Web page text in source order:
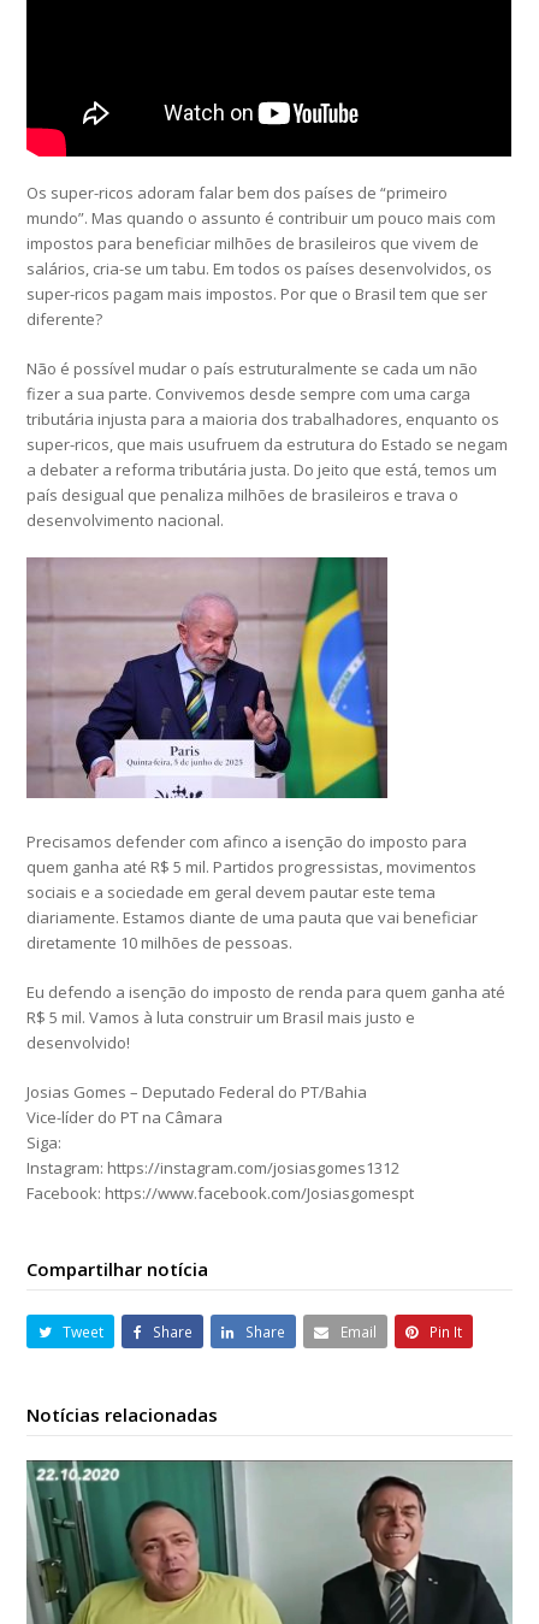
Os super-ricos adoram falar bem dos países de “primeiro
mundo”. Mas quando o assunto é contribuir um pouco mais com
impostos para beneficiar milhões de brasileiros que vivem de
salários, cria-se um tabu. Em todos os países desenvolvidos, os
super-ricos pagam mais impostos. Por que o Brasil tem que ser
diferente?
Não é possível mudar o país estruturalmente se cada um não
fizer a sua parte. Convivemos desde sempre com uma carga
tributária injusta para a maioria dos trabalhadores, enquanto os
super-ricos, que mais usufruem da estrutura do Estado se negam
a debater a reforma tributária justa. Do jeito que está, temos um
país desigual que penaliza milhões de brasileiros e trava o
desenvolvimento nacional.
Precisamos defender com afinco a isenção do imposto para
quem ganha até R$ 5 mil. Partidos progressistas, movimentos
sociais e a sociedade em geral devem pautar este tema
diariamente. Estamos diante de uma pauta que vai beneficiar
diretamente 10 milhões de pessoas.
Eu defendo a isenção do imposto de renda para quem ganha até
R$ 5 mil. Vamos à luta construir um Brasil mais justo e
desenvolvido!
Josias Gomes – Deputado Federal do PT/Bahia
Vice-líder do PT na Câmara
Siga:
Instagram: https://instagram.com/josiasgomes1312
Facebook: https://www.facebook.com/Josiasgomespt
Compartilhar notícia
Tweet Share Share Email Pin It
Notícias relacionadas